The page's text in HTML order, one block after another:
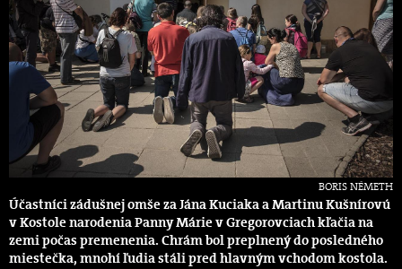
BORIS NÉMETH
Účastníci zádušnej omše za Jána Kuciaka a Martinu Kušnírovú
v Kostole narodenia Panny Márie v Gregorovciach kľačia na
zemi počas premenenia. Chrám bol preplnený do posledného
miestečka, mnohí ľudia stáli pred hlavným vchodom kostola.